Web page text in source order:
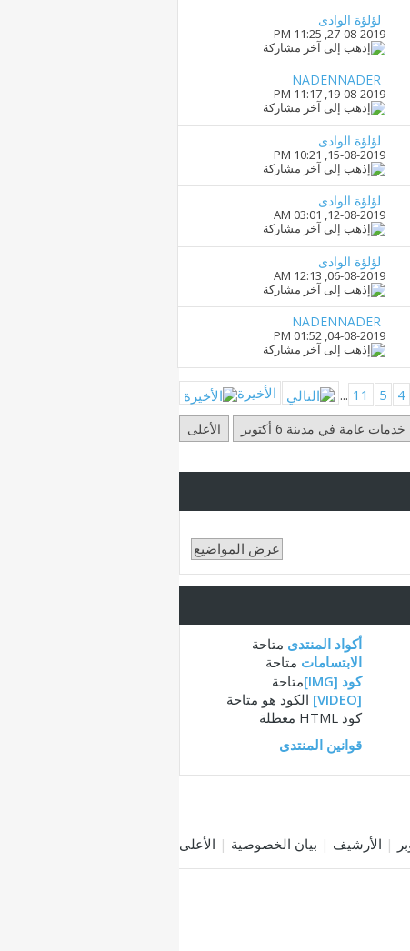
لؤلؤة الوادى
27-08-2019,
11:25 PM
NADENNADER
19-08-2019,
11:17 PM
لؤلؤة الوادى
15-08-2019,
10:21 PM
لؤلؤة الوادى
12-08-2019,
03:01 AM
لؤلؤة الوادى
06-08-2019,
12:13 AM
NADENNADER
04-08-2019,
01:52 PM
4
5
11
... الأخيرة
خدمات عامة في مدينة 6 أكتوبر الأعلى
أكواد المنتدى متاحة
الابتسامات متاحة
كود [IMG]
متاحة
[VIDEO]
الكود هو متاحة
كود HTML
معطلة
قوانين المنتدى
| الأرشيف | بيان الخصوصية | الأعلى